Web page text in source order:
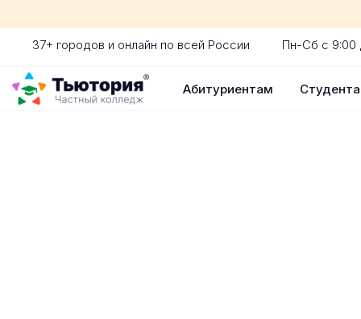
37+ городов и онлайн по всей России Пн-Сб с 9:00
Абитуриентам